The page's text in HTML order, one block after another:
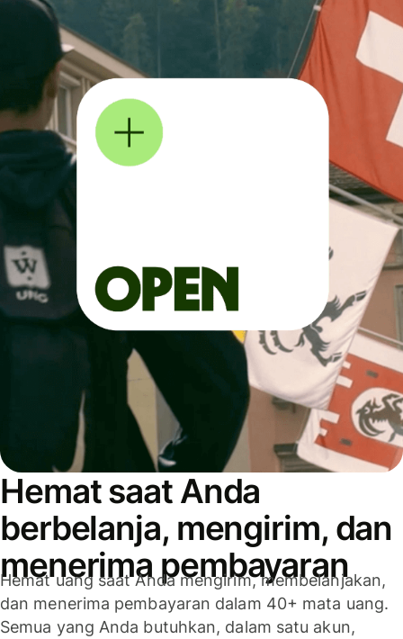
Hemat saat Anda
berbelanja, mengirim, dan
menerima pembayaran
Hemat uang saat Anda mengirim, membelanjakan,
dan menerima pembayaran dalam 40+ mata uang.
Semua yang Anda butuhkan, dalam satu akun,